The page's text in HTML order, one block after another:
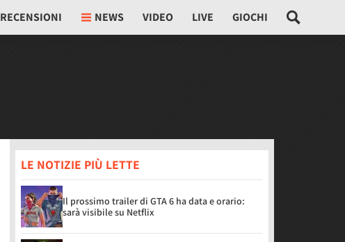
RECENSIONI NEWS VIDEO LIVE GIOCHI
LE NOTIZIE PIÙ LETTE
Il prossimo trailer di GTA 6 ha data e orario:
sarà visibile su Netflix